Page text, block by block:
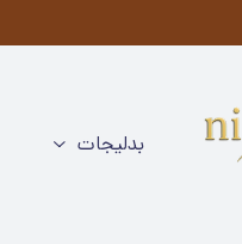
بدلیجات